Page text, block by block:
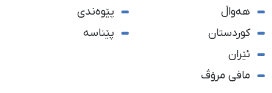
هەواڵ
کوردستان
ئێران
مافی مرۆڤ
پێوەندی
پێناسە